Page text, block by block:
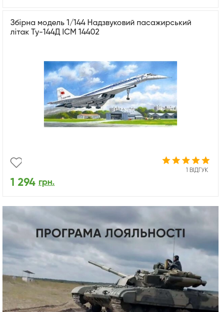
Збірна модель 1/144 Надзвуковий пасажирський
літак Ту-144Д ICM 14402
1 ВІДГУК
1 294 грн.